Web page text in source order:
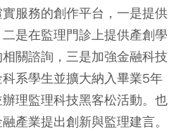
服務的創作平台，一是提供
是在監理門診上提供產創學
關諮詢，三是加強金融科技
系學生並擴大納入畢業5年
理監理科技黑客松活動。也
產業提出創新與監理建言。